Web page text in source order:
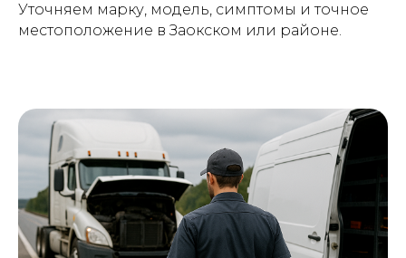
Уточняем марку, модель, симптомы и точное
местоположение в Заокском или районе.